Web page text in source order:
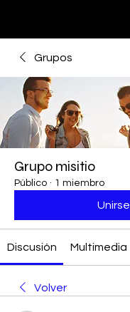
Grupos
Grupo misitio
Público · 1 miembro
Unirse
Discusión Multimedia
Volver